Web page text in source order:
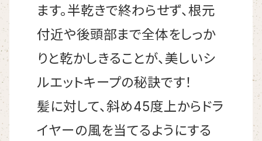
ます。半乾きで終わらせず、根元
付近や後頭部まで全体をしっか
りと乾かしきることが、美しいシ
ルエットキープの秘訣です！
髪に対して、斜め45度上からドラ
イヤーの風を当てるようにする